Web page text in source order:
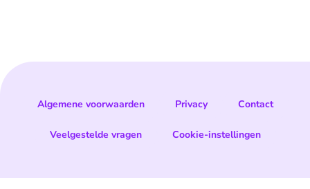
Algemene voorwaarden Privacy Contact
Veelgestelde vragen Cookie-instellingen